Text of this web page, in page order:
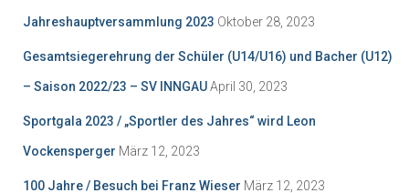
Jahreshauptversammlung 2023 Oktober 28, 2023
Gesamtsiegerehrung der Schüler (U14/U16) und Bacher (U12)
– Saison 2022/23 – SV INNGAUApril 30, 2023
Sportgala 2023 / „Sportler des Jahres“ wird Leon
Vockensperger März 12, 2023
100 Jahre / Besuch bei Franz Wieser März 12, 2023